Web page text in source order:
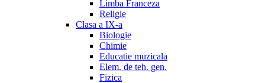
Limba Franceza
Religie
Clasa a IX-a
Biologie
Chimie
Educatie muzicala
Elem. de teh. gen.
Fizica